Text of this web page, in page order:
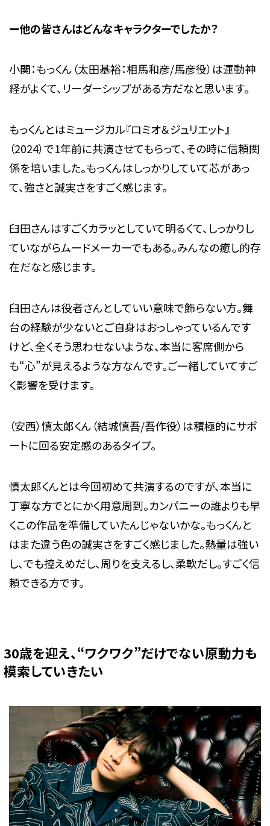
ー他の皆さんはどんなキャラクターでしたか？
小関：もっくん（太田基裕：相馬和彦/馬彦役）は運動神
経がよくて、リーダーシップがある方だなと思います。
もっくんとはミュージカル『ロミオ＆ジュリエット』
（2024）で1年前に共演させてもらって、その時に信頼関
係を培いました。もっくんはしっかりしていて芯があっ
て、強さと誠実さをすごく感じます。
臼田さんはすごくカラッとしていて明るくて、しっかりし
ていながらムードメーカーでもある。みんなの癒し的存
在だなと感じます。
臼田さんは役者さんとしていい意味で飾らない方。舞
台の経験が少ないとご自身はおっしゃっているんです
けど、全くそう思わせないような、本当に客席側から
も“心”が見えるような方なんです。ご一緒していてすご
く影響を受けます。
（安西）慎太郎くん（結城慎吾/吾作役）は積極的にサポ
ートに回る安定感のあるタイプ。
慎太郎くんとは今回初めて共演するのですが、本当に
丁寧な方でとにかく用意周到。カンパニーの誰よりも早
くこの作品を準備していたんじゃないかな。もっくんと
はまた違う色の誠実さをすごく感じました。熱量は強い
し、でも控えめだし、周りを支えるし、柔軟だし。すごく信
頼できる方です。
30歳を迎え、“ワクワク”だけでない原動力も
模索していきたい